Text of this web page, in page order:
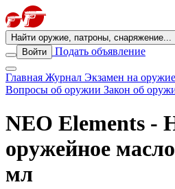
Найти оружие, патроны, снаряжение...
Войти
Подать объявление
Главная Журнал Экзамен на оружие
Вопросы об оружии Закон об
NEO Elements -
оружейное
мл